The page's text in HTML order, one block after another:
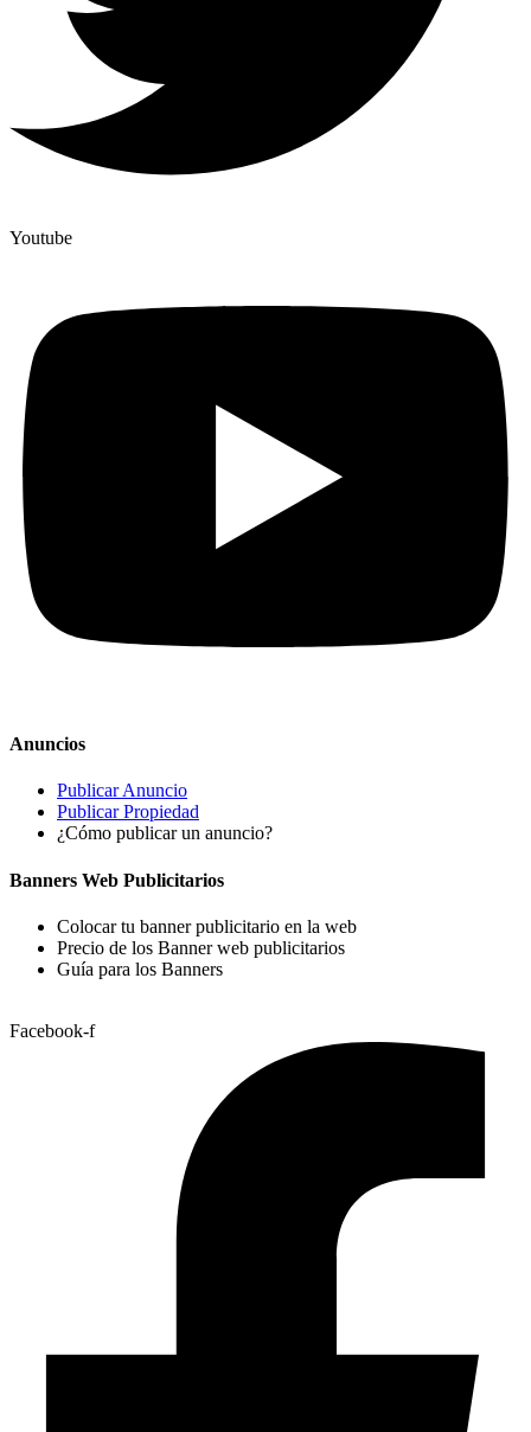
Youtube
Anuncios
Publicar Anuncio
Publicar Propiedad
¿Cómo publicar un anuncio?
Banners Web Publicitarios
Colocar tu banner publicitario en la web
Precio de los Banner web publicitarios
Guía para los Banners
Facebook-f